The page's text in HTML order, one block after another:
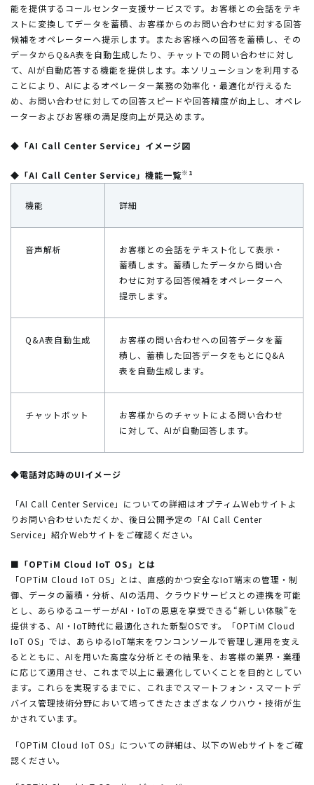
能を提供するコールセンター支援サービスです。お客様との会話をテキ
ストに変換してデータを蓄積、お客様からのお問い合わせに対する回答
候補をオペレーターへ提示します。またお客様への回答を蓄積し、その
データからQ&A表を自動生成したり、チャットでの問い合わせに対し
て、AIが自動応答する機能を提供します。本ソリューションを利用する
ことにより、AIによるオペレーター業務の効率化・最適化が行えるた
め、お問い合わせに対しての回答スピードや回答精度が向上し、オペレ
ーターおよびお客様の満足度向上が見込めます。
◆「AI Call Center Service」イメージ図
◆「AI Call Center Service」機能一覧※1
機能 詳細
音声解析
お客様との会話をテキスト化して表示・
蓄積します。蓄積したデータから問い合
わせに対する回答候補をオペレーターへ
提示します。
Q&A表自動生成
お客様の問い合わせへの回答データを蓄
積し、蓄積した回答データをもとにQ&A
表を自動生成します。
チャットボット
お客様からのチャットによる問い合わせ
に対して、AIが自動回答します。
◆電話対応時のUIイメージ
「AI Call Center Service」についての詳細はオプティムWebサイトよ
りお問い合わせいただくか、後日公開予定の「AI Call Center
Service」紹介Webサイトをご確認ください。
■「OPTiM Cloud IoT OS」とは
「OPTiM Cloud IoT OS」とは、直感的かつ安全なIoT端末の管理・制
御、データの蓄積・分析、AIの活用、クラウドサービスとの連携を可能
とし、あらゆるユーザーがAI・IoTの恩恵を享受できる“新しい体験”を
提供する、AI・IoT時代に最適化された新型OSです。「OPTiM Cloud
IoT OS」では、あらゆるIoT端末をワンコンソールで管理し運用を支え
るとともに、AIを用いた高度な分析とその結果を、お客様の業界・業種
に応じて適用させ、これまで以上に最適化していくことを目的としてい
ます。これらを実現するまでに、これまでスマートフォン・スマートデ
バイス管理技術分野において培ってきたさまざまなノウハウ・技術が生
かされています。
「OPTiM Cloud IoT OS」についての詳細は、以下のWebサイトをご確
認ください。